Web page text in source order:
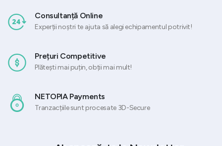
Consultanță Online
Experții noștri te ajuta să alegi echipamentul potrivit!
Prețuri Competitive
Plătești mai puțin, obții mai mult!
NETOPIA Payments
Tranzacțiile sunt procesate 3D-Secure